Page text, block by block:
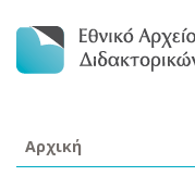
Αρχική